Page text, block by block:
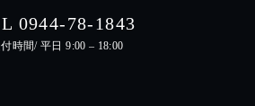
0944-78-1843
時間/ 平日 9:00 – 18:00